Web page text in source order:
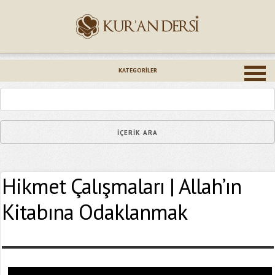
KATEGORILER
Hikmet Çalışmaları | Allah’ın
Kitabına Odaklanmak
Epostanız (*)
Yaşadığınız Hatanın Ayrıntıları